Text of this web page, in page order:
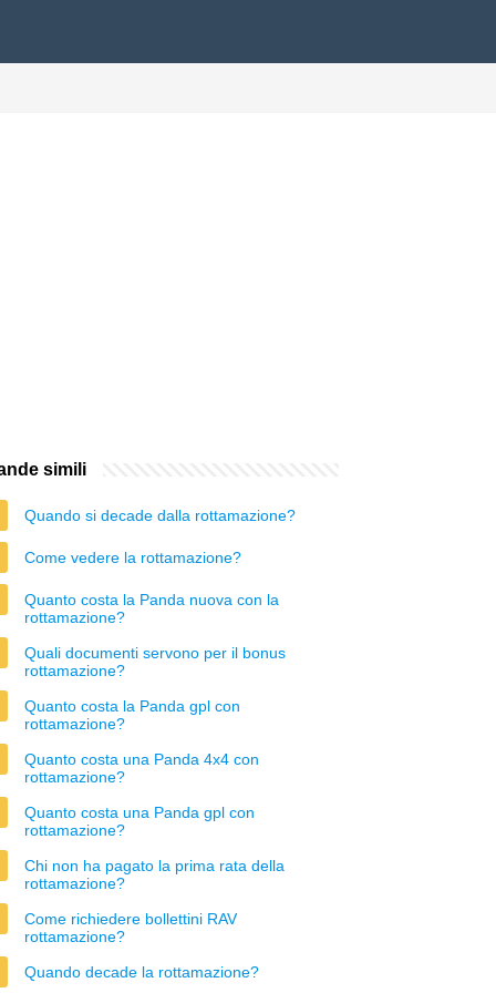
simili
Quando si decade dalla rottamazione?
Come vedere la rottamazione?
Quanto costa la Panda nuova con la
rottamazione?
Quali documenti servono per il bonus
rottamazione?
Quanto costa la Panda gpl con
rottamazione?
Quanto costa una Panda 4x4 con
rottamazione?
Quanto costa una Panda gpl con
rottamazione?
Chi non ha pagato la prima rata della
rottamazione?
Come richiedere bollettini RAV
rottamazione?
Quando decade la rottamazione?